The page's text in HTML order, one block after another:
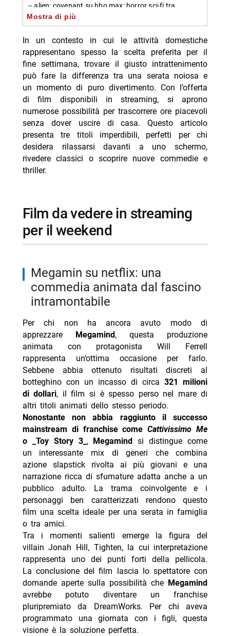
-- alien: covenant su hbo max: horror sci-fi tra
suspense e colpi di scena
-- the naked gun – from the files of police squad su
paramount+: commedia classica senza tempo
- personaggi principali e ospiti presenti nelle
produzioni
-- Scopri di più da Jump the shark
-- RispondiAnnulla risposta
- Wolf Warrior stasera su Rai 4: trama e cast
- Ricchi, ricchissimi… in mutande stasera su Cine34
- Ma stasera su Italia 2: trama horror Octavia
Spencer
Mostra di più
In un contesto in cui le attività domestiche
rappresentano spesso la scelta preferita per il
fine settimana, trovare il giusto intrattenimento
può fare la differenza tra una serata noiosa e
un momento di puro divertimento. Con l’offerta
di film disponibili in streaming, si aprono
numerose possibilità per trascorrere ore piacevoli
senza dover uscire di casa. Questo articolo
presenta tre titoli imperdibili, perfetti per chi
desidera rilassarsi davanti a uno schermo,
rivedere classici o scoprire nuove commedie e
thriller.
film da vedere in streaming
per il weekend
megamin su netflix: una
commedia animata dal fascino
intramontabile
Per chi non ha ancora avuto modo di
apprezzare
Megamind , questa produzione
animata con protagonista Will Ferrell
rappresenta un’ottima occasione per farlo.
Sebbene abbia ottenuto risultati discreti al
botteghino con un incasso di circa321 milioni
di dollari, il film si è spesso perso nel mare di
altri titoli animati dello stesso periodo.
Nonostante non abbia raggiunto il successo
mainstream di franchise comeCattivissimo Me
o _Toy Story 3_ , Megamind
si distingue come
un interessante mix di generi che combina
azione slapstick rivolta ai più giovani e una
narrazione ricca di sfumature adatta anche a un
pubblico adulto. La trama coinvolgente e i
personaggi ben caratterizzati rendono questo
film una scelta ideale per una serata in famiglia
o tra amici.
Tra i momenti salienti emerge la figura del
villain Jonah Hill, Tighten, la cui interpretazione
rappresenta uno dei punti forti della pellicola.
La conclusione del film lascia lo spettatore con
domande aperte sulla possibilità che Megamind
avrebbe potuto diventare un franchise
pluripremiato da DreamWorks. Per chi aveva
programmato una giornata con i figli, questa
visione è la soluzione perfetta.